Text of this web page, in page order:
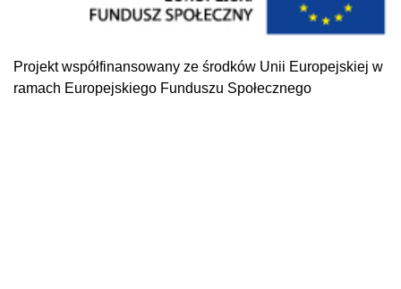
Projekt współfinansowany ze środków Unii Europejskiej w
ramach Europejskiego Funduszu Społecznego